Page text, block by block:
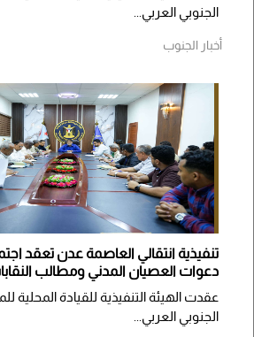
الجنوبي العربي...
أخبار الجنوب
تنفيذية انتقالي العاصمة عدن تعقد
دعوات العصيان المدني ومطالب
​عقدت الهيئة التنفيذية للقيادة المحلية
الجنوبي العربي...